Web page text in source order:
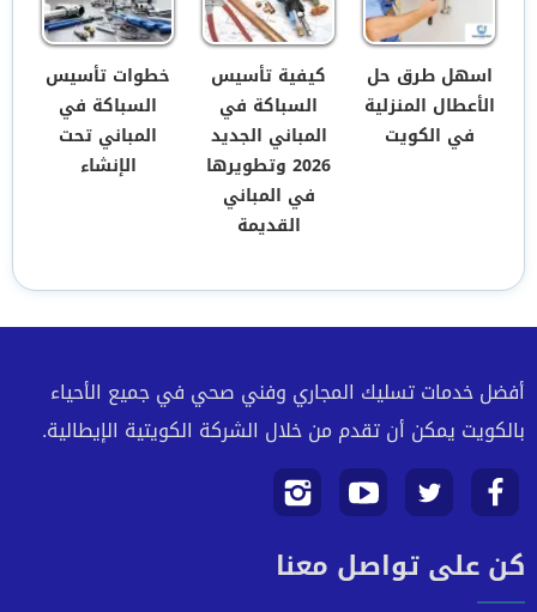
اسهل طرق حل
الأعطال المنزلية
في الكويت
كيفية تأسيس
السباكة في
المباني الجديد
2026 وتطويرها
في المباني
القديمة
خطوات تأسيس
السباكة في
المباني تحت
الإنشاء
أفضل خدمات تسليك المجاري وفني صحي في جميع الأحياء
بالكويت يمكن أن تقدم من خلال الشركة الكويتية الإيطالية.
تابعنا
على
تابعنا
على
تابعنا
على
تابعنا
علىكن على تواصل معنا